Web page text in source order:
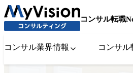
コンサル転職
コンサル業界情報 コンサル